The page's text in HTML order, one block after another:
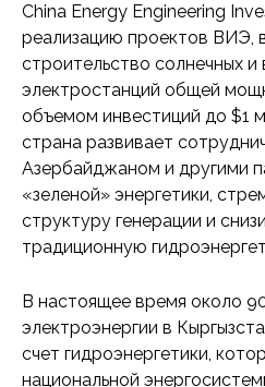
China Energy Engineering
реализацию проектов ВИЭ,
строительство солнечных и
электростанций общей
объемом инвестиций до $1
страна развивает
Азербайджаном и другими
«зеленой» энергетики,
структуру генерации и
традиционную
В настоящее время около
электроэнергии в
счет гидроэнергетики,
национальной